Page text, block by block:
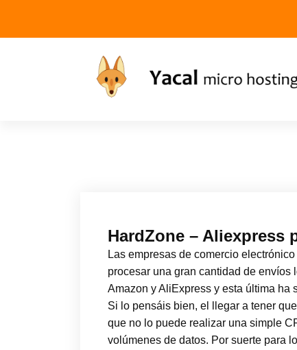
HardZone – Aliexpress
Las empresas de comercio
procesar una gran cantidad de
Amazon y AliExpress y esta última ha
Si lo pensáis bien, el llegar a tener
que no lo puede realizar una simple
volúmenes de datos. Por suerte para